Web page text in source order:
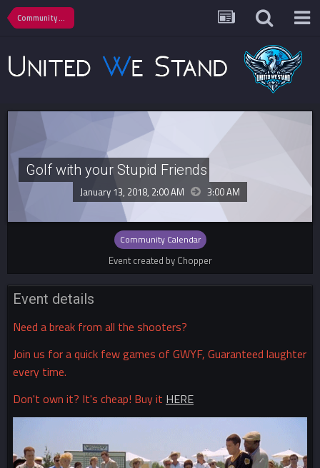
Community Calendar
Golf with your Stupid Friends
January 13, 2018, 2:00 AM 3:00 AM
Community Calendar
Event created by Chopper
Event details
Need a break from all the shooters?
Join us for a quick few games of GWYF, Guaranteed laughter
every time.
Don't own it? It's cheap! Buy it HERE